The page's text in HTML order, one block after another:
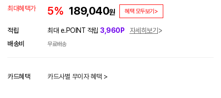
최대혜택가 5% 189,040원 혜택 모두보기>
적립 최대 e.POINT 적립 3,960P
자세히보기
배송비
무료배송
카드혜택 카드사별 무이자 혜택 >